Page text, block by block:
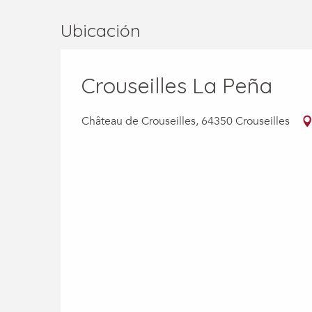
Ubicación
Crouseilles La Peña
Château de Crouseilles, 64350 Crouseilles